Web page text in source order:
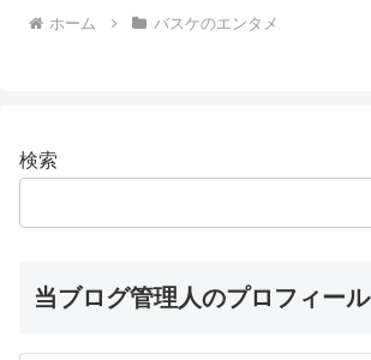
ホーム バスケのエンタメ
検索
当ブログ管理人のプロフィール